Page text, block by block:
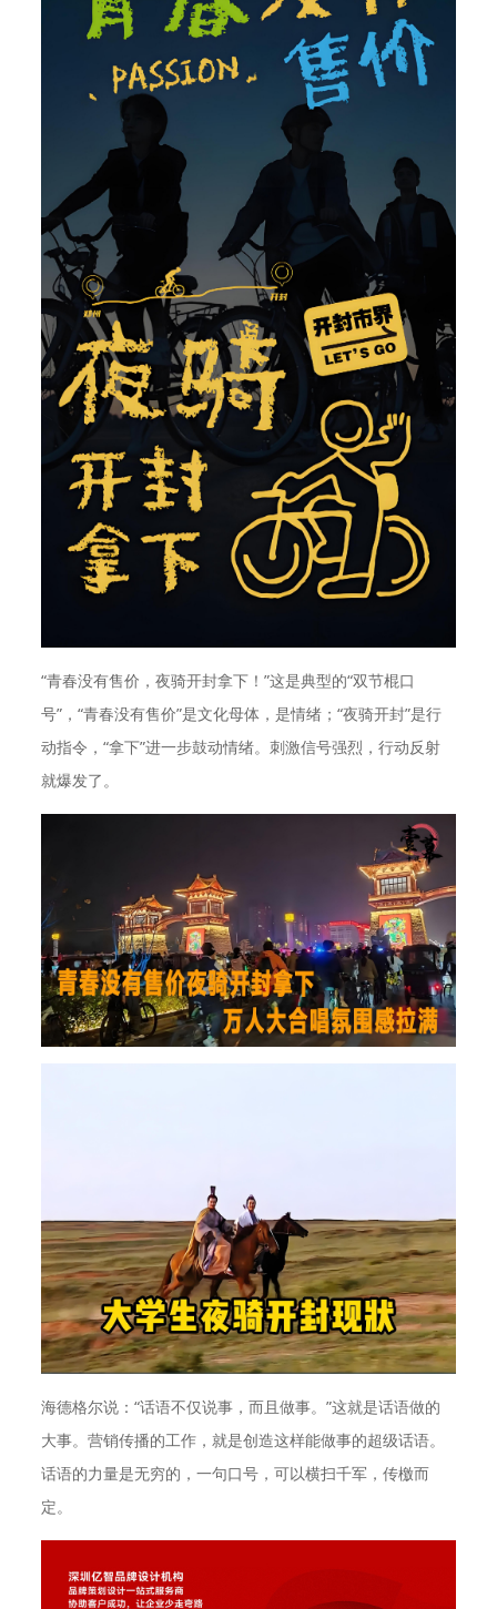
“青春没有售价，夜骑开封拿下！”这是典型的“双节棍口
号”，“青春没有售价”是文化母体，是情绪；“夜骑开封”是行
动指令，“拿下”进一步鼓动情绪。刺激信号强烈，行动反射
就爆发了。
海德格尔说：“话语不仅说事，而且做事。”这就是话语做的
大事。营销传播的工作，就是创造这样能做事的超级话语。
话语的力量是无穷的，一句口号，可以横扫千军，传檄而
定。